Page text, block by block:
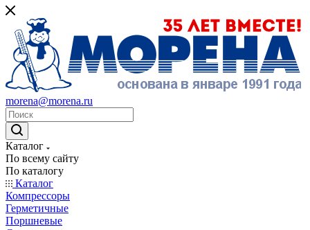
morena@morena.ru
Каталог
По всему сайту
По каталогу
Каталог
Компрессоры
Герметичные
Поршневые